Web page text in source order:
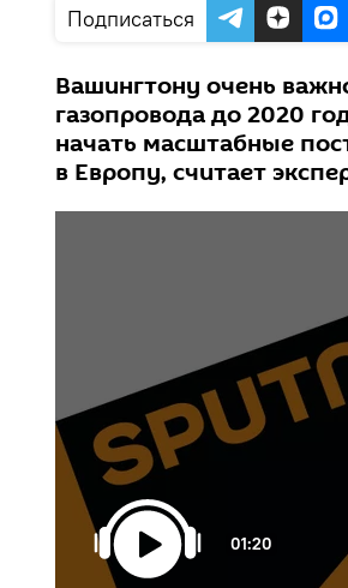
Подписаться
Вашингтону очень
газопровода до 2020
начать масштабные
в Европу, считает
01:20